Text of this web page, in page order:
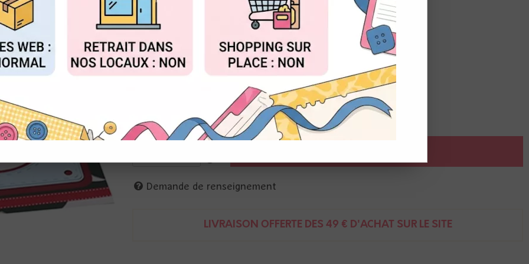
Réf. :LR0782
Marianne Design
Matrice de coupe
4 fenètres rondes avec fausse couture
Demande de renseignement
LIVRAISON OFFERTE DÈS 49 € D'ACHAT SUR LE SITE
ACCEPTER TOUT